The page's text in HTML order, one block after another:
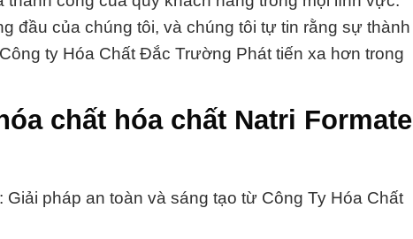
đầu của chúng tôi, và chúng tôi tự tin rằng sự thành
ty Hóa Chất Đắc Trường Phát tiến xa hơn trong
chất hóa chất Natri Formate
pháp an toàn và sáng tạo từ Công Ty Hóa Chất